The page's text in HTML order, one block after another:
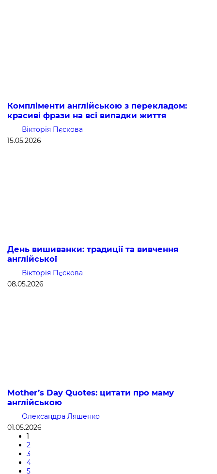
Компліменти англійською з перекладом:
красиві фрази на всі випадки життя
Вікторія Пєскова
15.05.2026
День вишиванки: традиції та вивчення
англійської
Вікторія Пєскова
08.05.2026
Mother’s Day Quotes: цитати про маму
англійською
Олександра Ляшенко
01.05.2026
1
2
3
4
5